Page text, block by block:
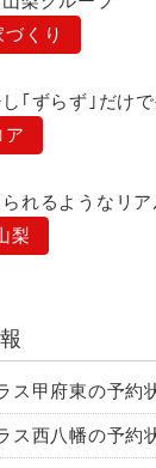
くり
｢ずらず｣だけ
ア
れるようなリ
梨
ス甲府東の予約
ス西八幡の予約